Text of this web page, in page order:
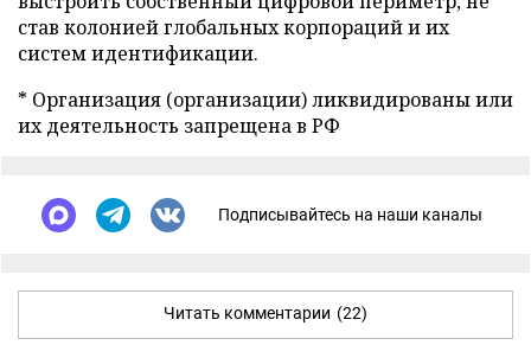
став колонией глобальных корпораций и их
систем идентификации.
* Организация (организации) ликвидированы или
их деятельность запрещена в РФ
Подписывайтесь на наши каналы
Читать комментарии (22)